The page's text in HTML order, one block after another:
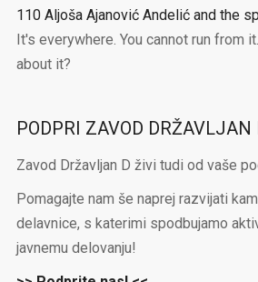
110 Aljoša Ajanović Andelić and the
It's everywhere. You cannot run from
about it?
PODPRI ZAVOD DRŽAVLJAN
Zavod Državljan D živi tudi od vaše
Pomagajte nam še naprej razvijati
delavnice, s katerimi spodbujamo
javnemu delovanju!